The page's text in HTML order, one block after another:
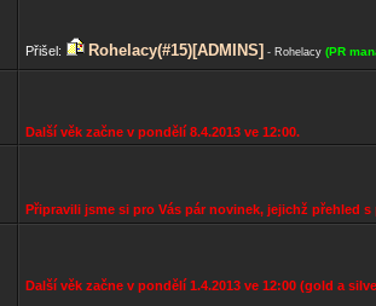
Přišel: Rohelacy(#15)[ADMINS] - Rohelacy (PR
Další věk začne v pondělí 8.4.2013 ve 12:00.
Připravili jsme si pro Vás pár novinek, jejichž přehled
Další věk začne v pondělí 1.4.2013 ve 12:00 (gold a